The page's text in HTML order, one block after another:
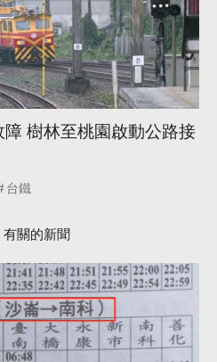
樹林至桃園啟動公路接
台鐵
有關的新聞